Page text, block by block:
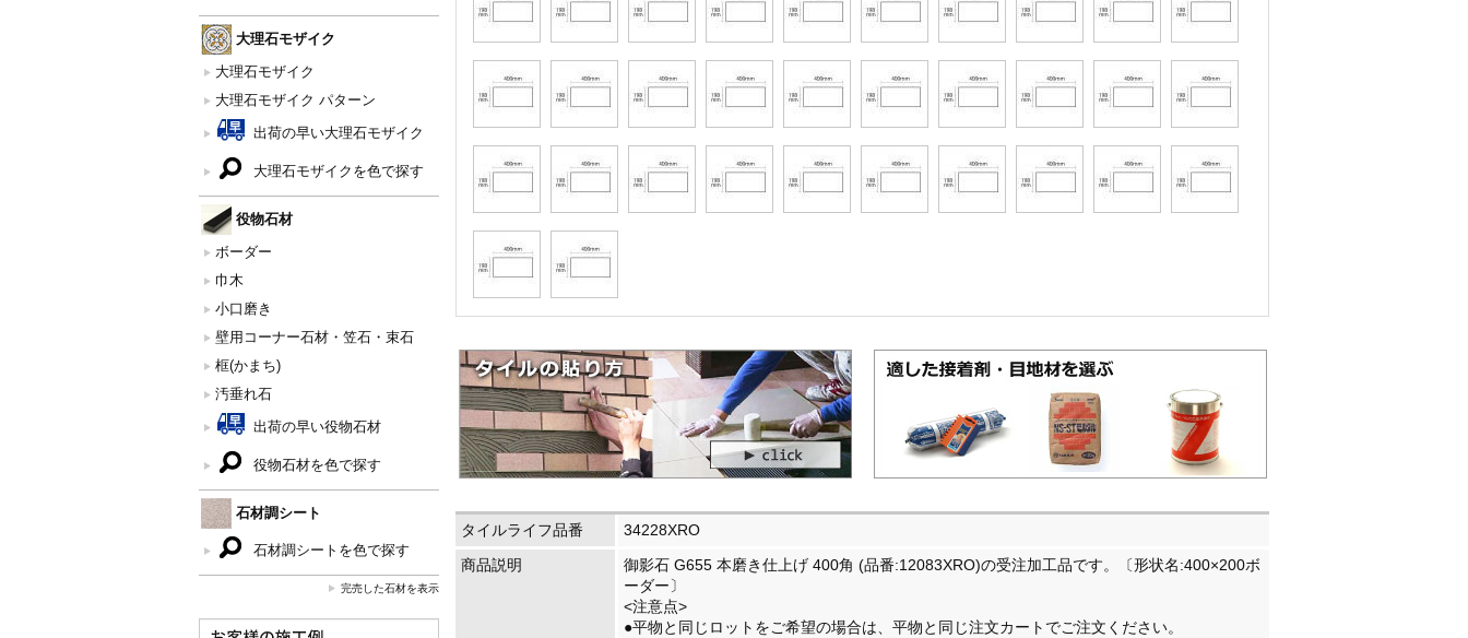
大理石モザイク
大理石モザイク
大理石モザイク パターン
出荷の早い大理石モザイク
大理石モザイクを色で探す
役物石材
ボーダー
巾木
小口磨き
壁用コーナー石材・笠石・束石
框(かまち)
汚垂れ石
出荷の早い役物石材
役物石材を色で探す
石材調シート
石材調シートを色で探す
完売した石材を表示
タイルライフ品番
34228XRO
商品説明
御影石 G655 本磨き仕上げ 400角 (品番:12083XRO)の受注加工品です。〔形状名:400×200ボ
ーダー〕
<注意点>
●平物と同じロットをご希望の場合は、平物と同じ注文カートでご注文ください。